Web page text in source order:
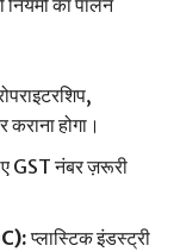
का पालन
होगा।
GST नंबर ज़रूरी
प्लास्टिक इंडस्ट्री